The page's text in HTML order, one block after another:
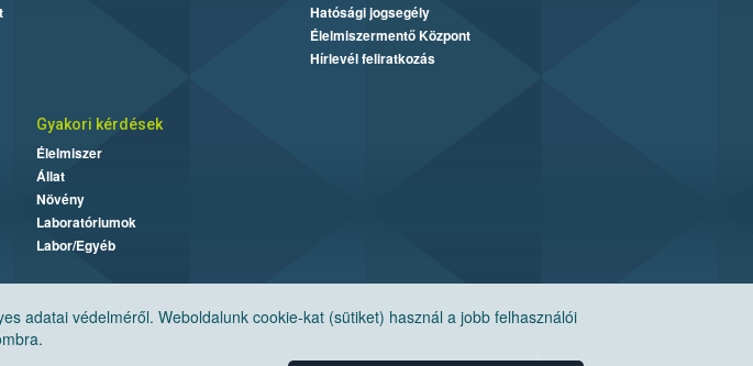
adatai védelméről. Weboldalunk cookie-kat (sütiket) használ a jobb felhasználói
Hatósági jogsegély
Élelmiszermentő Központ
Hírlevél feliratkozás
Gyakori kérdések
Élelmiszer
Állat
Növény
Laboratóriumok
Labor/Egyéb